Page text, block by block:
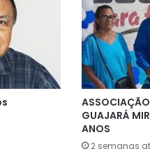
GUAJARÁ
ANOS
2 semanas